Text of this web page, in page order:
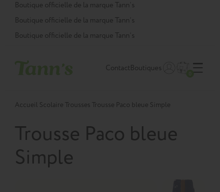
Panneau de gestion des cookies
Boutique officielle de la marque Tann’s
Boutique officielle de la marque Tann’s
Boutique officielle de la marque Tann’s
ContactBoutiques
Accueil Scolaire Trousses Trousse Paco bleue Simple
Trousse Paco bleue
Simple